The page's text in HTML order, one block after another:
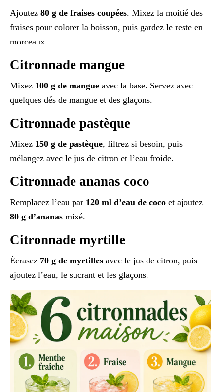
Ajoutez 80 g de fraises coupées. Mixez la moitié des
fraises pour colorer la boisson, puis gardez le reste en
morceaux.
Citronnade mangue
Mixez 100 g de mangue avec la base. Servez avec
quelques dés de mangue et des glaçons.
Citronnade pastèque
Mixez 150 g de pastèque, filtrez si besoin, puis
mélangez avec le jus de citron et l’eau froide.
Citronnade ananas coco
Remplacez l’eau par 120 ml d’eau de coco et ajoutez
80 g d’ananas mixé.
Citronnade myrtille
Écrasez 70 g de myrtilles avec le jus de citron, puis
ajoutez l’eau, le sucrant et les glaçons.